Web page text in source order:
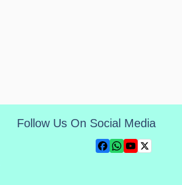
Follow Us On Social Media